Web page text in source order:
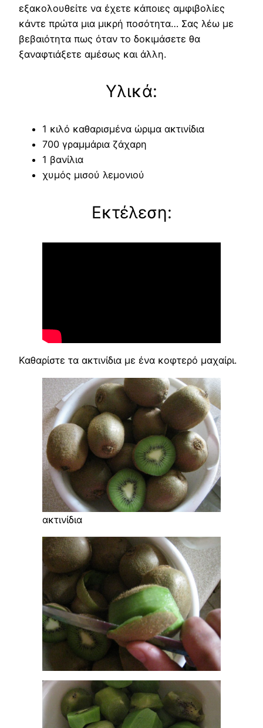
εξακολουθείτε να έχετε κάποιες αμφιβολίες
κάντε πρώτα μια μικρή ποσότητα… Σας λέω με
βεβαιότητα πως όταν το δοκιμάσετε θα
ξαναφτιάξετε αμέσως και άλλη.
Υλικά:
1 κιλό καθαρισμένα ώριμα ακτινίδια
700 γραμμάρια ζάχαρη
1 βανίλια
χυμός μισού λεμονιού
Εκτέλεση:
Καθαρίστε τα ακτινίδια με ένα κοφτερό μαχαίρι.
ακτινίδια